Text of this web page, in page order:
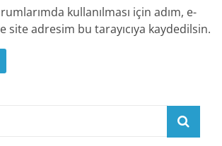
kullanılması için adım, e-
site adresim bu tarayıcıya kaydedilsin.